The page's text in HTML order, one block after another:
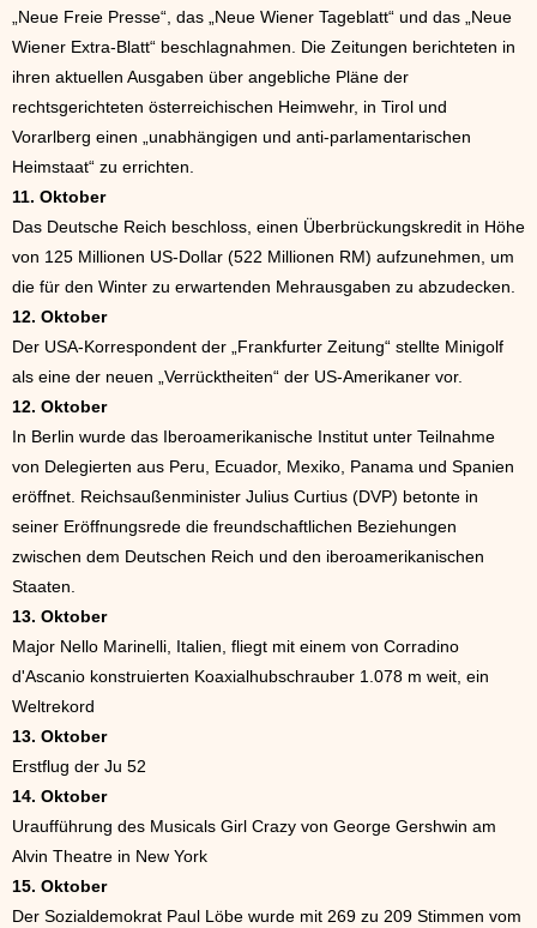
„Neue Freie Presse“, das „Neue Wiener Tageblatt“ und das „Neue
Wiener Extra-Blatt“ beschlagnahmen. Die Zeitungen berichteten in
ihren aktuellen Ausgaben über angebliche Pläne der
rechtsgerichteten österreichischen Heimwehr, in Tirol und
Vorarlberg einen „unabhängigen und anti-parlamentarischen
Heimstaat“ zu errichten.
11. Oktober
Das Deutsche Reich beschloss, einen Überbrückungskredit in Höhe
von 125 Millionen US-Dollar (522 Millionen RM) aufzunehmen, um
die für den Winter zu erwartenden Mehrausgaben zu abzudecken.
12. Oktober
Der USA-Korrespondent der „Frankfurter Zeitung“ stellte Minigolf
als eine der neuen „Verrücktheiten“ der US-Amerikaner vor.
12. Oktober
In Berlin wurde das Iberoamerikanische Institut unter Teilnahme
von Delegierten aus Peru, Ecuador, Mexiko, Panama und Spanien
eröffnet. Reichsaußenminister Julius Curtius (DVP) betonte in
seiner Eröffnungsrede die freundschaftlichen Beziehungen
zwischen dem Deutschen Reich und den iberoamerikanischen
Staaten.
13. Oktober
Major Nello Marinelli, Italien, fliegt mit einem von Corradino
d'Ascanio konstruierten Koaxialhubschrauber 1.078 m weit, ein
Weltrekord
13. Oktober
Erstflug der Ju 52
14. Oktober
Uraufführung des Musicals Girl Crazy von George Gershwin am
Alvin Theatre in New York
15. Oktober
Der Sozialdemokrat Paul Löbe wurde mit 269 zu 209 Stimmen vom